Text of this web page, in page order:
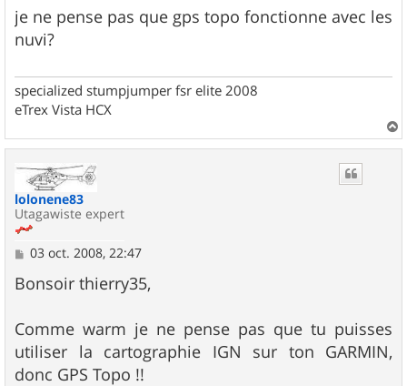
s
s
a
je ne pense pas que gps topo fonctionne avec les
nuvi?
specialized stumpjumper fsr elite 2008
eTrex Vista HCX
a
lolonene83
Utagawiste expert
M
s
s
g
e
03 oct. 2008, 22:47
Bonsoir thierry35,
Comme warm je ne pense pas que tu puisses
utiliser la cartographie IGN sur ton GARMIN,
donc GPS Topo !!